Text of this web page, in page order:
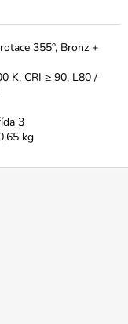
355°, Bronz +
K, CRI ≥ 90, L80 /
3
kg